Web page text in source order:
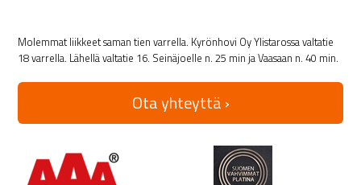
Molemmat liikkeet saman tien varrella. Kyrönhovi Oy Ylistarossa valtatie
18 varrella. Lähellä valtatie 16. Seinäjoelle n. 25 min ja Vaasaan n. 40 min.
Ota yhteyttä ›